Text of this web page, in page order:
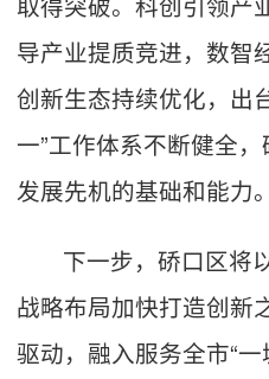
导产业提质竞进，数智
创新生态持续优化，出
一”工作体系不断健全
发展先机的基础和能力。
下一步，硚口区将
战略布局加快打造创新
驱动，融入服务全市“一